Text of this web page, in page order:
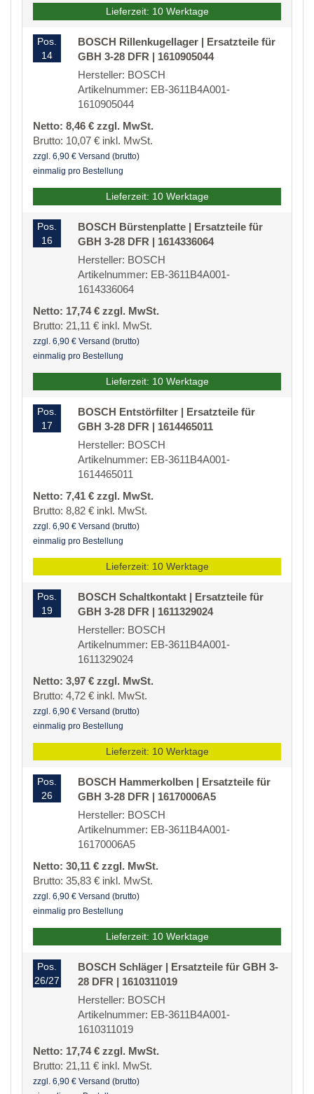
Lieferzeit: 10 Werktage
Pos.
14
BOSCH Rillenkugellager | Ersatzteile für
GBH 3-28 DFR | 1610905044
Hersteller: BOSCH
Artikelnummer: EB-3611B4A001-
1610905044
Netto: 8,46 € zzgl. MwSt.
Brutto: 10,07 € inkl. MwSt.
zzgl. 6,90 € Versand (brutto)
einmalig pro Bestellung
Lieferzeit: 10 Werktage
Pos.
16
BOSCH Bürstenplatte | Ersatzteile für
GBH 3-28 DFR | 1614336064
Hersteller: BOSCH
Artikelnummer: EB-3611B4A001-
1614336064
Netto: 17,74 € zzgl. MwSt.
Brutto: 21,11 € inkl. MwSt.
zzgl. 6,90 € Versand (brutto)
einmalig pro Bestellung
Lieferzeit: 10 Werktage
Pos.
17
BOSCH Entstörfilter | Ersatzteile für
GBH 3-28 DFR | 1614465011
Hersteller: BOSCH
Artikelnummer: EB-3611B4A001-
1614465011
Netto: 7,41 € zzgl. MwSt.
Brutto: 8,82 € inkl. MwSt.
zzgl. 6,90 € Versand (brutto)
einmalig pro Bestellung
Lieferzeit: 10 Werktage
Pos.
19
BOSCH Schaltkontakt | Ersatzteile für
GBH 3-28 DFR | 1611329024
Hersteller: BOSCH
Artikelnummer: EB-3611B4A001-
1611329024
Netto: 3,97 € zzgl. MwSt.
Brutto: 4,72 € inkl. MwSt.
zzgl. 6,90 € Versand (brutto)
einmalig pro Bestellung
Lieferzeit: 10 Werktage
Pos.
26
BOSCH Hammerkolben | Ersatzteile für
GBH 3-28 DFR | 16170006A5
Hersteller: BOSCH
Artikelnummer: EB-3611B4A001-
16170006A5
Netto: 30,11 € zzgl. MwSt.
Brutto: 35,83 € inkl. MwSt.
zzgl. 6,90 € Versand (brutto)
einmalig pro Bestellung
Lieferzeit: 10 Werktage
Pos.
26/27
BOSCH Schläger | Ersatzteile für GBH 3-
28 DFR | 1610311019
Hersteller: BOSCH
Artikelnummer: EB-3611B4A001-
1610311019
Netto: 17,74 € zzgl. MwSt.
Brutto: 21,11 € inkl. MwSt.
zzgl. 6,90 € Versand (brutto)